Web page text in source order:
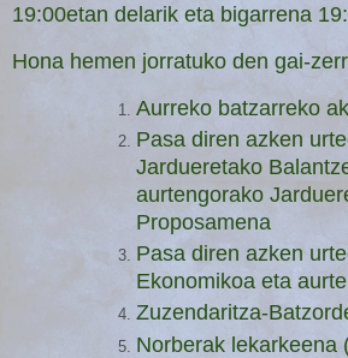
19:00etan delarik eta bigarrena
Hona hemen jorratuko den gai-
Aurreko batzarreko
Pasa diren azken
Jardueretako
aurtengorako
Proposamena
Pasa diren azken
Ekonomikoa eta
Zuzendaritza-
Norberak lekarkeena